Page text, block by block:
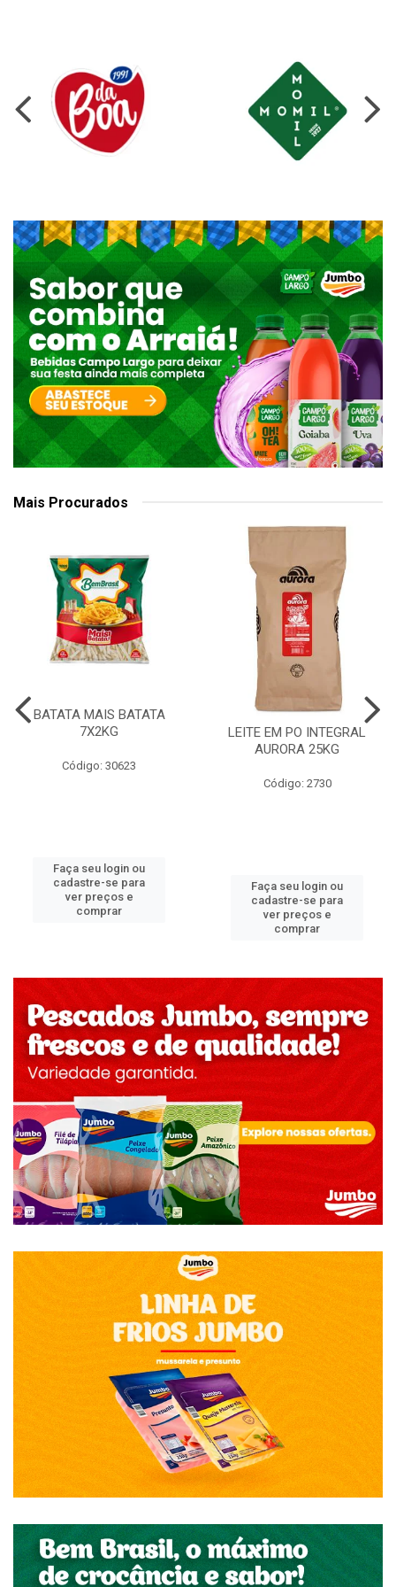
Mais Procurados
BATATA MAIS BATATA
7X2KG
Código: 30623
Faça seu login ou
cadastre-se para
ver preços e
comprar
LEITE EM PO INTEGRAL
AURORA 25KG
Código: 2730
Faça seu login ou
cadastre-se para
ver preços e
comprar